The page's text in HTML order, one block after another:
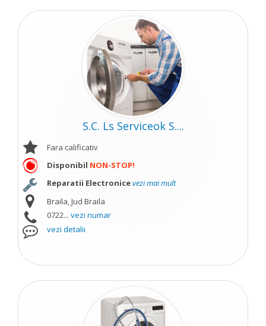
S.C. Ls Serviceok S....
Fara calificativ
Disponibil NON-STOP!
Reparatii Electronicevezi mai mult
Braila, Jud Braila
0722... vezi numar
vezi detalii